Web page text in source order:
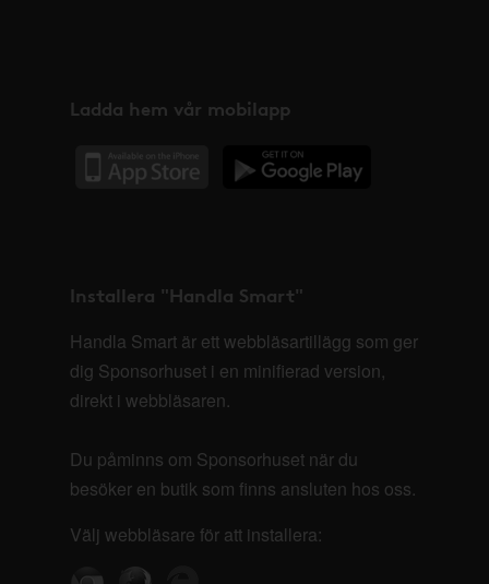
Ladda hem vår mobilapp
Installera "Handla Smart"
Handla Smart är ett webbläsartillägg som ger
dig Sponsorhuset i en minifierad version,
direkt i webbläsaren.
Du påminns om Sponsorhuset när du
besöker en butik som finns ansluten hos oss.
Välj webbläsare för att installera: